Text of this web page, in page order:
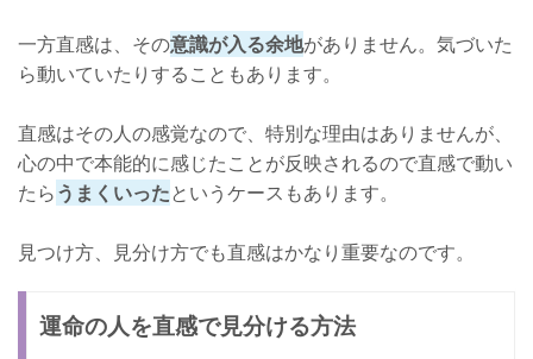
一方直感は、その意識が入る余地がありません。気づいた
ら動いていたりすることもあります。
直感はその人の感覚なので、特別な理由はありませんが、
心の中で本能的に感じたことが反映されるので直感で動い
たらうまくいったというケースもあります。
見つけ方、見分け方でも直感はかなり重要なのです。
運命の人を直感で見分ける方法